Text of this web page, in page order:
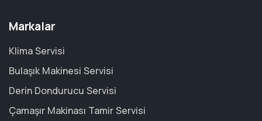
Markalar
Klima Servisi
Bulaşık Makinesi Servisi
Derin Dondurucu Servisi
Çamaşır Makinası Tamir Servisi